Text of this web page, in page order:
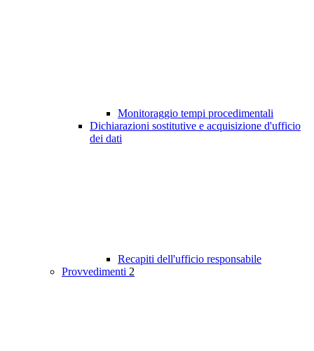
Monitoraggio tempi procedimentali
Dichiarazioni sostitutive e acquisizione d'ufficio
dei dati
Recapiti dell'ufficio responsabile
Provvedimenti 2